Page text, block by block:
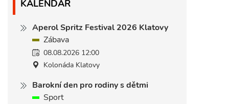
KALENDÁŘ
Aperol Spritz Festival 2026 Klatovy
Zábava
08.08.2026 12:00
Kolonáda Klatovy
Barokní den pro rodiny s dětmi
Sport